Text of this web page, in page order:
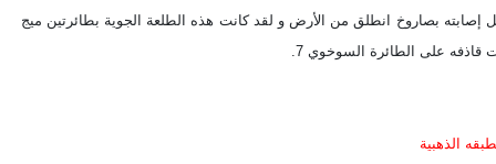
بصاروخ انطلق من الأرض و لقد كانت هذه الطلعة الجوية بطائرتين ميج